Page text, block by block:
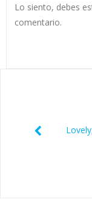
Lo siento, debes
comentario.